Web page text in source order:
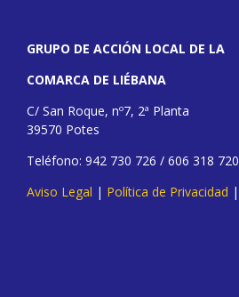
GRUPO DE ACCIÓN LOCAL DE LA
COMARCA DE LIÉBANA
C/ San Roque, nº7, 2ª Planta
39570 Potes
Teléfono: 942 730 726 / 606 318 720
Aviso Legal | Política de Privacidad |